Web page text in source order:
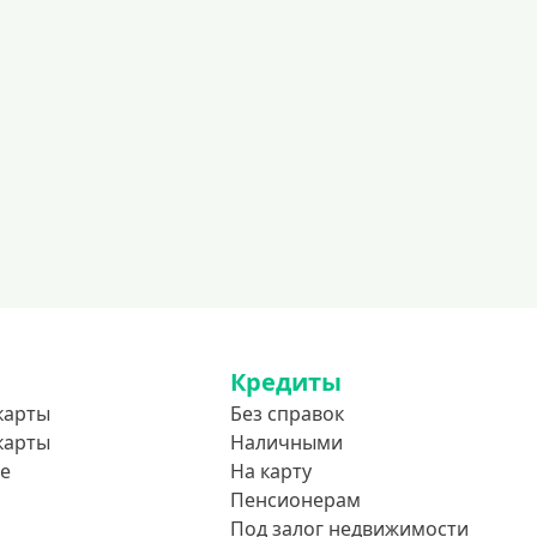
Visa Classic
UnionPay
Премиум
Кредиты
Без справок
Наличными
На карту
Пенсионерам
Под залог недвижимости